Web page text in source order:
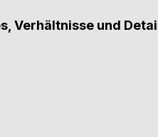
Verhältnisse und